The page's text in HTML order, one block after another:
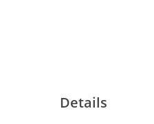
Details